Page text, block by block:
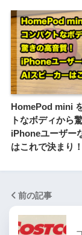
HomePod mini
トなボディから
iPhoneユーザー
はこれで決まり
前の記事